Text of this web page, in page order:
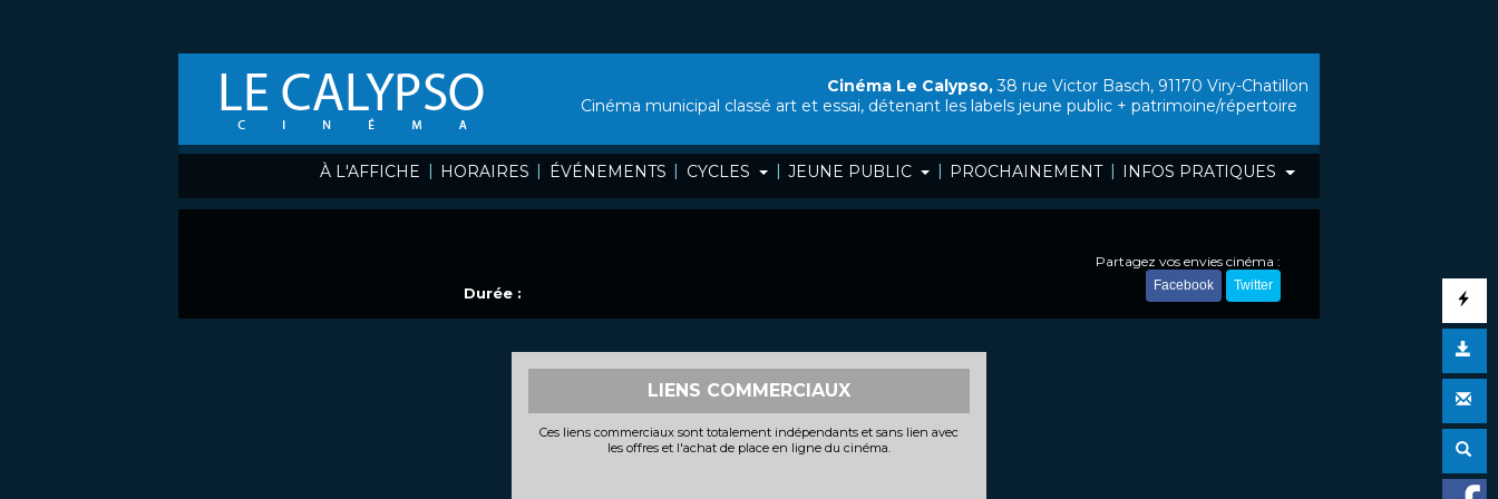
À L'AFFICHE | HORAIRES | ÉVÉNEMENTS | CYCLES | JEUNE PUBLIC | PROCHAINEMENT | INFOS PRATIQUES
Cinéma Le Calypso,38 rue Victor Basch, 91170 Viry-Chatillon
Cinéma municipal classé art et essai, détenant les labels jeune public + patrimoine/répertoire
Durée :
Partagez vos envies cinéma :
Facebook Twitter
LIENS COMMERCIAUX
Ces liens commerciaux sont totalement indépendants et sans lien avec
les offres et l'achat de place en ligne du cinéma.